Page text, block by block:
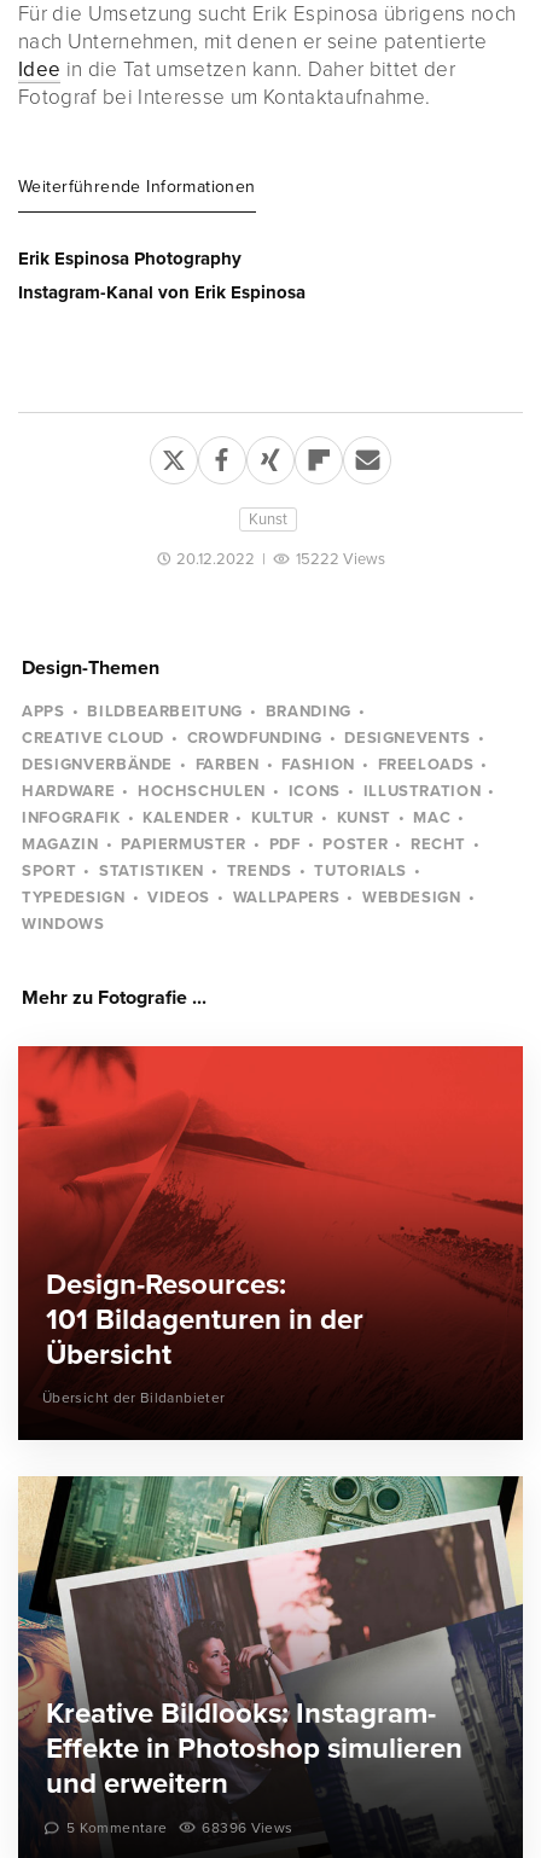
Für die Umsetzung sucht Erik Espinosa übrigens noch
nach Unternehmen, mit denen er seine patentierte
Idee in die Tat umsetzen kann. Daher bittet der
Fotograf bei Interesse um Kontaktaufnahme.
Weiterführende Informationen
Erik Espinosa Photography
Instagram-Kanal von Erik Espinosa
Kunst
20.12.2022 | 15222 Views
Design-Themen
APPS BILDBEARBEITUNG
BRANDING
CREATIVE CLOUD
CROWDFUNDING
DESIGNEVENTS
DESIGNVERBÄNDE
FARBEN FASHION
FREELOADS
HARDWARE
HOCHSCHULEN ICONS
ILLUSTRATION
INFOGRAFIK
KALENDER KULTUR KUNST
MAC
MAGAZIN
PAPIERMUSTER PDF POSTER
RECHT
SPORT
STATISTIKEN TRENDS
TUTORIALS
TYPEDESIGN
VIDEOS WALLPAPERS
WEBDESIGN
WINDOWS
Mehr zu Fotografie ...
Design-Resources:
101 Bildagenturen in der
Übersicht
Übersicht der Bildanbieter
Kreative Bildlooks: Instagram-
Effekte in Photoshop simulieren
und erweitern
5 Kommentare 68396 Views